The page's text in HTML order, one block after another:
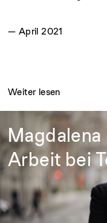
— April 2021
Weiter lesen
Arbeit bei